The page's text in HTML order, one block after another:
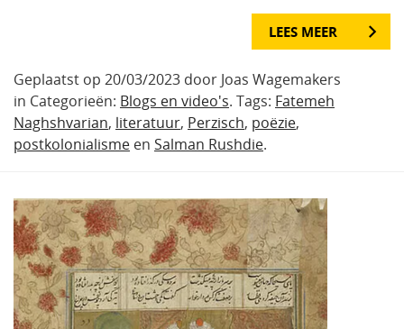
LEES MEER
Geplaatst op 20/03/2023 door Joas Wagemakers
in Categorieën: Blogs en video's. Tags: Fatemeh
Naghshvarian, literatuur, Perzisch, poëzie,
postkolonialisme en Salman Rushdie.